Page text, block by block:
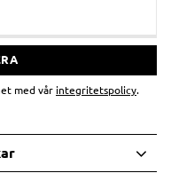
med vår integritetspolicy.